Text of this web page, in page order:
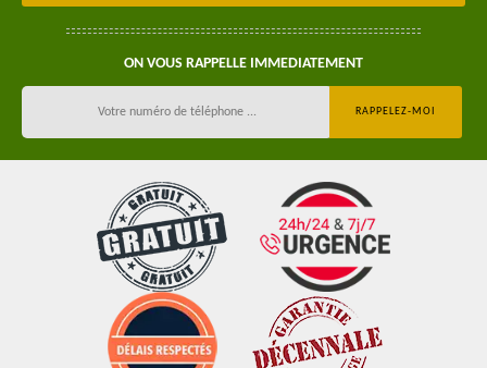
ON VOUS RAPPELLE IMMEDIATEMENT